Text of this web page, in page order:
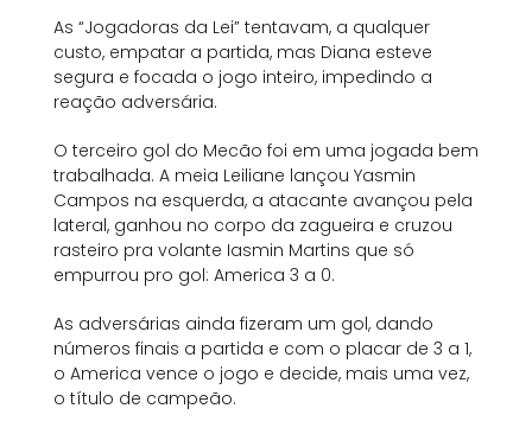
As “Jogadoras da Lei” tentavam, a qualquer
custo, empatar a partida, mas Diana esteve
segura e focada o jogo inteiro, impedindo a
reação adversária.
O terceiro gol do Mecão foi em uma jogada bem
trabalhada. A meia Leiliane lançou Yasmin
Campos na esquerda, a atacante avançou pela
lateral, ganhou no corpo da zagueira e cruzou
rasteiro pra volante Iasmin Martins que só
empurrou pro gol: America 3 a 0.
As adversárias ainda fizeram um gol, dando
números finais a partida e com o placar de 3 a 1,
o America vence o jogo e decide, mais uma vez,
o título de campeão.